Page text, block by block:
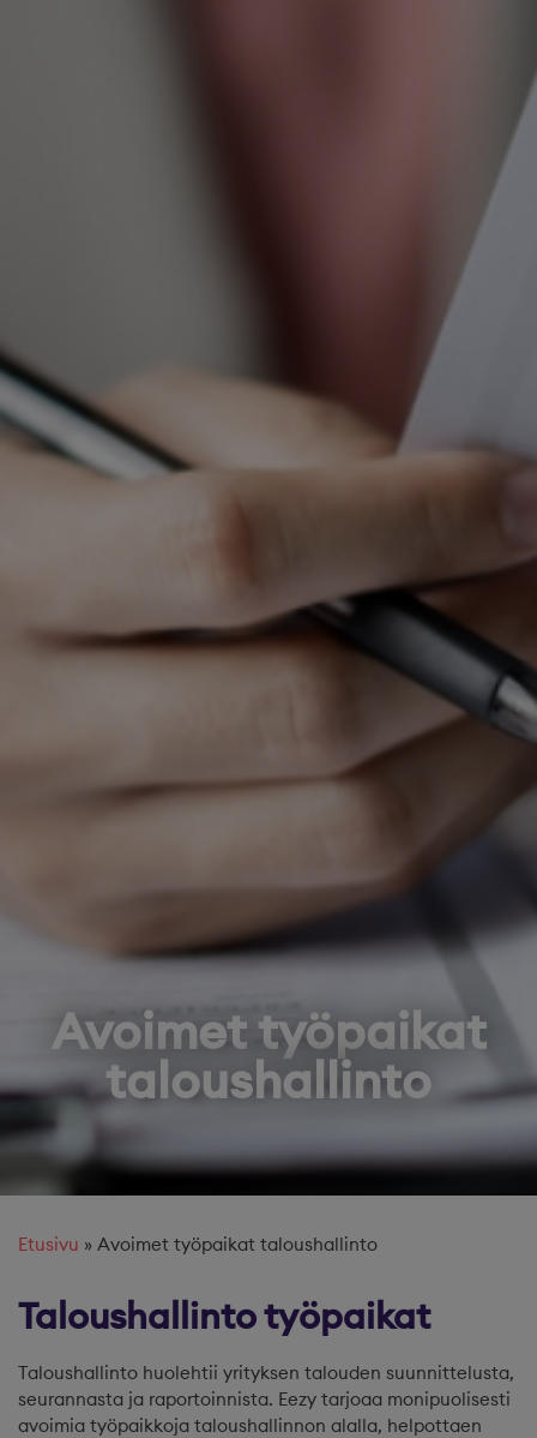
Avoimet työpaikat
taloushallinto
Etusivu » Avoimet työpaikat taloushallinto
Taloushallinto työpaikat
Taloushallinto huolehtii yrityksen talouden suunnittelusta,
seurannasta ja raportoinnista. Eezy tarjoaa monipuolisesti
avoimia työpaikkoja taloushallinnon alalla, helpottaen